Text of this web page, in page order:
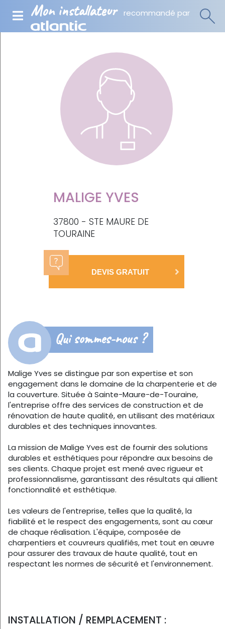
Mon installateur recommandé par
MALIGE YVES
37800 - STE MAURE DE
TOURAINE
DEVIS GRATUIT
Qui sommes-nous ?
Malige Yves se distingue par son expertise et son
engagement dans le domaine de la charpenterie et de
la couverture. Située à Sainte-Maure-de-Touraine,
l'entreprise offre des services de construction et de
rénovation de haute qualité, en utilisant des matériaux
durables et des techniques innovantes.
La mission de Malige Yves est de fournir des solutions
durables et esthétiques pour répondre aux besoins de
ses clients. Chaque projet est mené avec rigueur et
professionnalisme, garantissant des résultats qui allient
fonctionnalité et esthétique.
Les valeurs de l'entreprise, telles que la qualité, la
fiabilité et le respect des engagements, sont au cœur
de chaque réalisation. L'équipe, composée de
charpentiers et couvreurs qualifiés, met tout en œuvre
pour assurer des travaux de haute qualité, tout en
respectant les normes de sécurité et l'environnement.
INSTALLATION / REMPLACEMENT :